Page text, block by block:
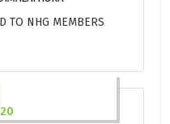
TO NHG MEMBERS